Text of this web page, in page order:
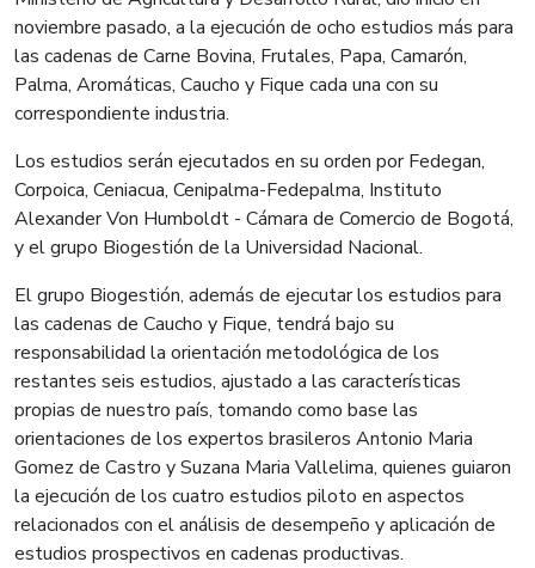
noviembre pasado, a la ejecución de ocho estudios más para
las cadenas de Carne Bovina, Frutales, Papa, Camarón,
Palma, Aromáticas, Caucho y Fique cada una con su
correspondiente industria.
Los estudios serán ejecutados en su orden por Fedegan,
Corpoica, Ceniacua, Cenipalma-Fedepalma, Instituto
Alexander Von Humboldt - Cámara de Comercio de Bogotá,
y el grupo Biogestión de la Universidad Nacional.
El grupo Biogestión, además de ejecutar los estudios para
las cadenas de Caucho y Fique, tendrá bajo su
responsabilidad la orientación metodológica de los
restantes seis estudios, ajustado a las características
propias de nuestro país, tomando como base las
orientaciones de los expertos brasileros Antonio Maria
Gomez de Castro y Suzana Maria Vallelima, quienes guiaron
la ejecución de los cuatro estudios piloto en aspectos
relacionados con el análisis de desempeño y aplicación de
estudios prospectivos en cadenas productivas.